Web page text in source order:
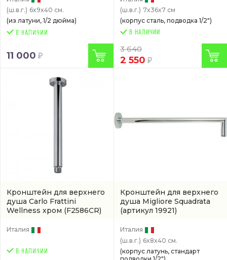
(ш.в.г.) 6x9x40 см.
(из латуни, 1/2 дюйма)
11 000
(ш.в.г.) 7x36x7 см
(корпус сталь, подводка 1/2")
В НАЛИЧИИ
3 640
2 550
Кронштейн для верхнего
душа Carlo Frattini
Wellness хром (F2586CR)
Италия
Кронштейн для верхнего
душа Migliore Squadrata
(артикул 19921)
Италия
(ш.в.г.) 6x8x40 см.
(корпус латунь, стандарт